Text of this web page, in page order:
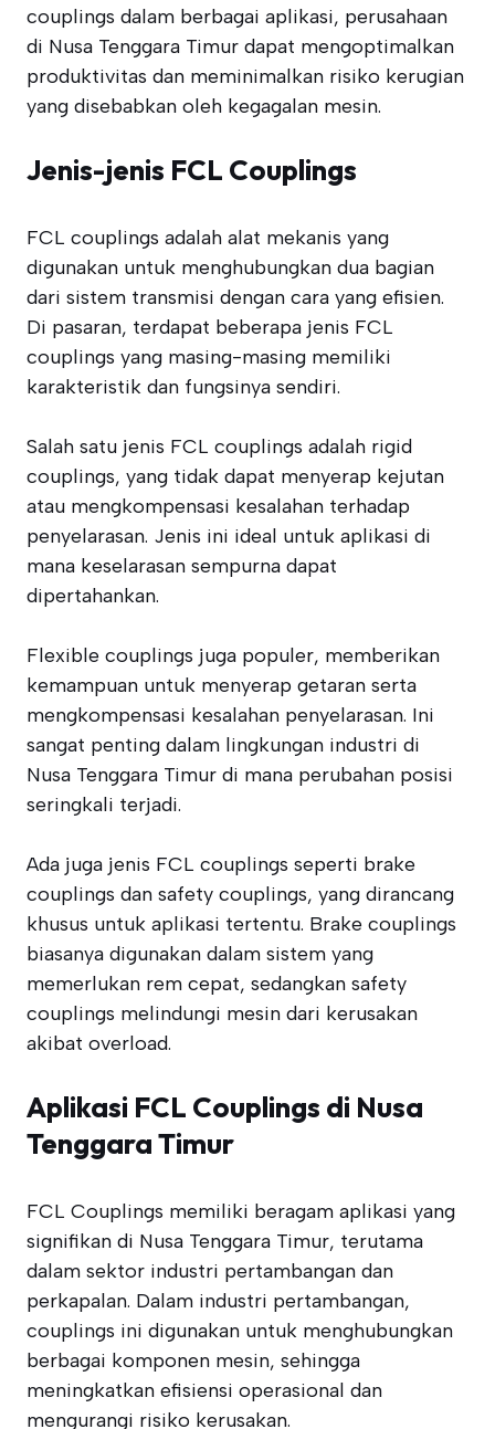
couplings dalam berbagai aplikasi, perusahaan
di Nusa Tenggara Timur dapat mengoptimalkan
produktivitas dan meminimalkan risiko kerugian
yang disebabkan oleh kegagalan mesin.
Jenis-jenis FCL Couplings
FCL couplings adalah alat mekanis yang
digunakan untuk menghubungkan dua bagian
dari sistem transmisi dengan cara yang efisien.
Di pasaran, terdapat beberapa jenis FCL
couplings yang masing-masing memiliki
karakteristik dan fungsinya sendiri.
Salah satu jenis FCL couplings adalah rigid
couplings, yang tidak dapat menyerap kejutan
atau mengkompensasi kesalahan terhadap
penyelarasan. Jenis ini ideal untuk aplikasi di
mana keselarasan sempurna dapat
dipertahankan.
Flexible couplings juga populer, memberikan
kemampuan untuk menyerap getaran serta
mengkompensasi kesalahan penyelarasan. Ini
sangat penting dalam lingkungan industri di
Nusa Tenggara Timur di mana perubahan posisi
seringkali terjadi.
Ada juga jenis FCL couplings seperti brake
couplings dan safety couplings, yang dirancang
khusus untuk aplikasi tertentu. Brake couplings
biasanya digunakan dalam sistem yang
memerlukan rem cepat, sedangkan safety
couplings melindungi mesin dari kerusakan
akibat overload.
Aplikasi FCL Couplings di Nusa
Tenggara Timur
FCL Couplings memiliki beragam aplikasi yang
signifikan di Nusa Tenggara Timur, terutama
dalam sektor industri pertambangan dan
perkapalan. Dalam industri pertambangan,
couplings ini digunakan untuk menghubungkan
berbagai komponen mesin, sehingga
meningkatkan efisiensi operasional dan
mengurangi risiko kerusakan.